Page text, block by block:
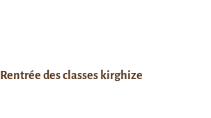
Rentrée des classes kirghize